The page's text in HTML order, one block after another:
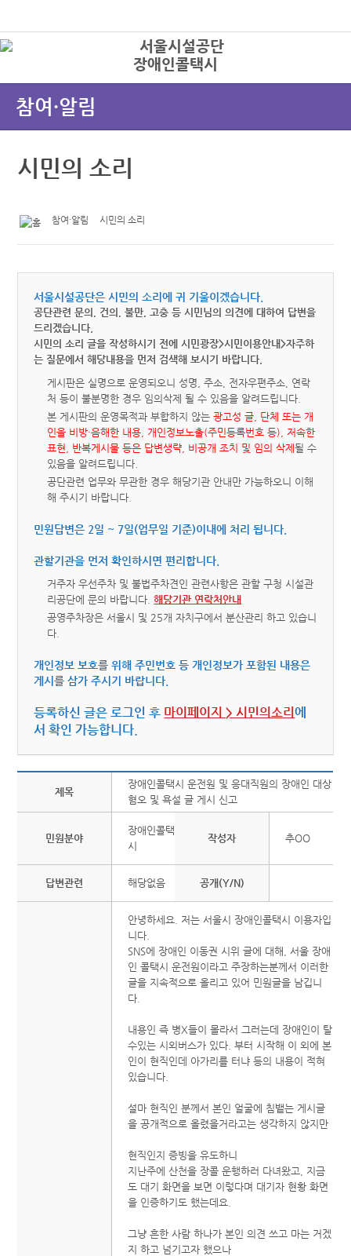
장애인콜택시
참여·알림
시민의 소리
참여·알림 시민의 소리
서울시설공단은 시민의 소리에 귀 기울이겠습니다.
공단관련 문의, 건의, 불만, 고충 등 시민님의 의견에 대하여 답변을
드리겠습니다.
시민의 소리 글을 작성하시기 전에 시민광장>시민이용안내>자주하
는 질문에서 해당내용을 먼저 검색해 보시기 바랍니다.
게시판은 실명으로 운영되오니 성명, 주소, 전자우편주소, 연락
처 등이 불분명한 경우 임의삭제 될 수 있음을 알려드립니다.
본 게시판의 운영목적과 부합하지 않는광고성 글, 단체 또는 개
인을 비방·음해한 내용, 개인정보노출(주민등록번호 등), 저속한
표현, 반복게시물 등은 답변생략, 비공개 조치 및 임의 삭제될 수
있음을 알려드립니다.
공단관련 업무와 무관한 경우 해당기관 안내만 가능하오니 이해
해 주시기 바랍니다.
민원답변은 2일 ~ 7일(업무일 기준)이내에 처리 됩니다.
관할기관을 먼저 확인하시면 편리합니다.
거주자 우선주차 및 불법주차견인 관련사항은 관할 구청 시설관
리공단에 문의 바랍니다.해당기관 연락처안내
공영주차장은 서울시 및 25개 자치구에서 분산관리 하고 있습니
다.
개인정보 보호를 위해 주민번호 등 개인정보가 포함된 내용은
게시를 삼가 주시기 바랍니다.
등록하신 글은 로그인 후 마이페이지 > 시민의소리에
서 확인 가능합니다.
제목
장애인콜택시 운전원 및 응대직원의 장애인 대상
혐오 및 욕설 글 게시 신고
민원분야
장애인콜택
시
작성자 추OO
답변관련 해당없음 공개(Y/N)
안녕하세요. 저는 서울시 장애인콜택시 이용자입
니다.
SNS에 장애인 이동권 시위 글에 대해, 서울 장애
인 콜택시 운전원이라고 주장하는분께서 이러한
글을 지속적으로 올리고 있어 민원글을 남깁니
다.
내용인 즉 병X들이 몰라서 그러는데 장애인이 탈
수있는 시외버스가 있다. 부터 시작해 이 외에 본
인이 현직인데 아가리를 터냐 등의 내용이 적혀
있습니다.
설마 현직인 분께서 본인 얼굴에 침뱉는 게시글
을 공개적으로 올렸을거라고는 생각하지 않지만
현직인지 증빙을 유도하니
지난주에 산천을 장콜 운행하러 다녀왔고, 지금
도 대기 화면을 보면 이렇다며 대기자 현황 화면
을 인증하기도 했는데요.
그냥 흔한 사람 하나가 본인 의견 쓰고 마는 거겠
지 하고 넘기고자 했으나